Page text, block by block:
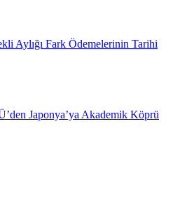
Aylığı Fark Ödemelerinin Tarihi
Japonya’ya Akademik Köprü